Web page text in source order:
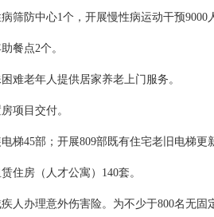
筛防中心1个，开展慢性病运动干预9000
餐点2个。
难老年人提供居家养老上门服务。
项目交付。
梯45部；开展809部既有住宅老旧电梯更
住房（人才公寓）140套。
人办理意外伤害险。为不少于800名无